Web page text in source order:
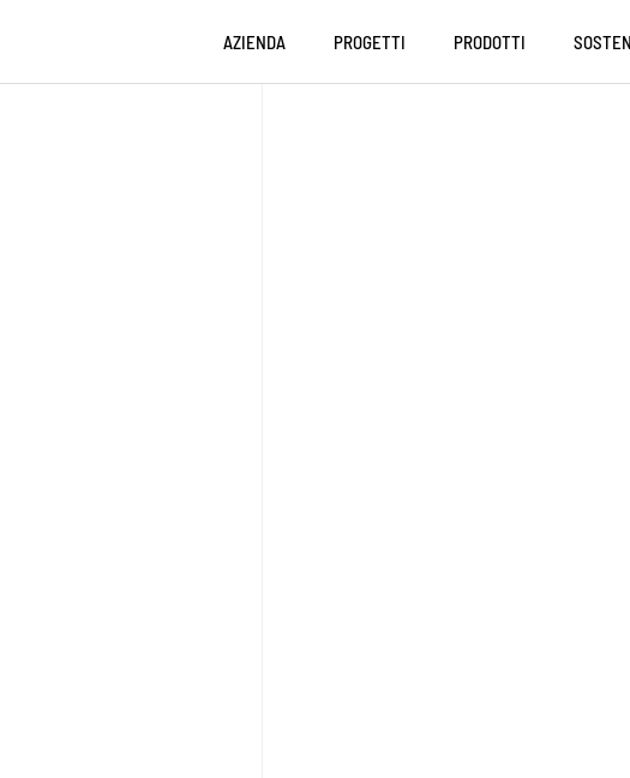
AZIENDA PROGETTI PRODOTTI